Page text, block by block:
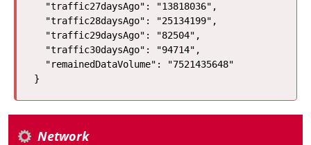
  "traffic27daysAgo": "13818036",
  "traffic28daysAgo": "25134199",
  "traffic29daysAgo": "82504",
  "traffic30daysAgo": "94714",
  "remainedDataVolume": "7521435648"
Network